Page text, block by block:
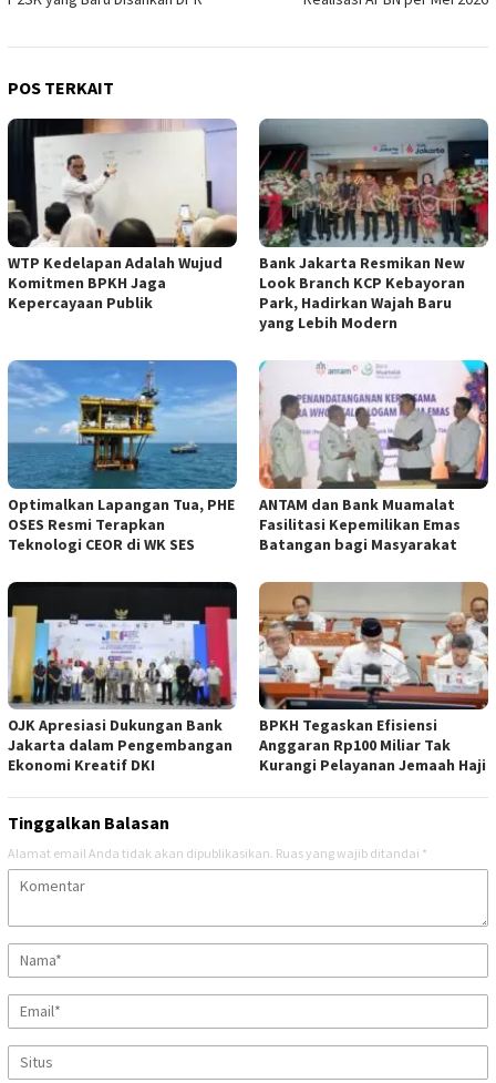
POS TERKAIT
WTP Kedelapan Adalah Wujud
Komitmen BPKH Jaga
Kepercayaan Publik
Bank Jakarta Resmikan New
Look Branch KCP Kebayoran
Park, Hadirkan Wajah Baru
yang Lebih Modern
Optimalkan Lapangan Tua, PHE
OSES Resmi Terapkan
Teknologi CEOR di WK SES
ANTAM dan Bank Muamalat
Fasilitasi Kepemilikan Emas
Batangan bagi Masyarakat
OJK Apresiasi Dukungan Bank
Jakarta dalam Pengembangan
Ekonomi Kreatif DKI
BPKH Tegaskan Efisiensi
Anggaran Rp100 Miliar Tak
Kurangi Pelayanan Jemaah Haji
Tinggalkan Balasan
Alamat email Anda tidak akan dipublikasikan. Ruas yang wajib ditandai *